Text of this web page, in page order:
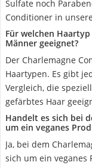
Sulfate noch
Conditioner in
Für welchen
Männer geeignet?
Der Charlemagne
Haartypen. Es gibt
Vergleich, die
gefärbtes Haar
Handelt es sich bei
um ein veganes
Ja, bei dem
sich um ein veganes